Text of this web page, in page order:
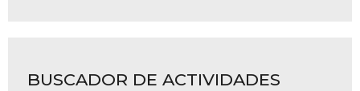
BUSCADOR DE ACTIVIDADES